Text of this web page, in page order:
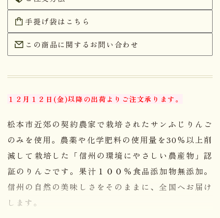
手提げ袋はこちら
この商品に関するお問い合わせ
１２月１２日(金)以降の出荷よりご注文承ります。
松本市近郊の契約農家で栽培されたサンふじりんご
のみを使用。農薬や化学肥料の使用量を30％以上削
減して栽培した「信州の環境にやさしい農産物」認
証のりんごです。果汁１００％食品添加物無添加。
信州の自然の美味しさをそのままに、全国へお届け
します。